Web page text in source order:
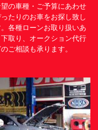
望の車種・ご予算にあわせ
たりのお車をお探し致し
。各種ローンお取り扱いあ
下取り、オークション代行
ご相談も承ります。